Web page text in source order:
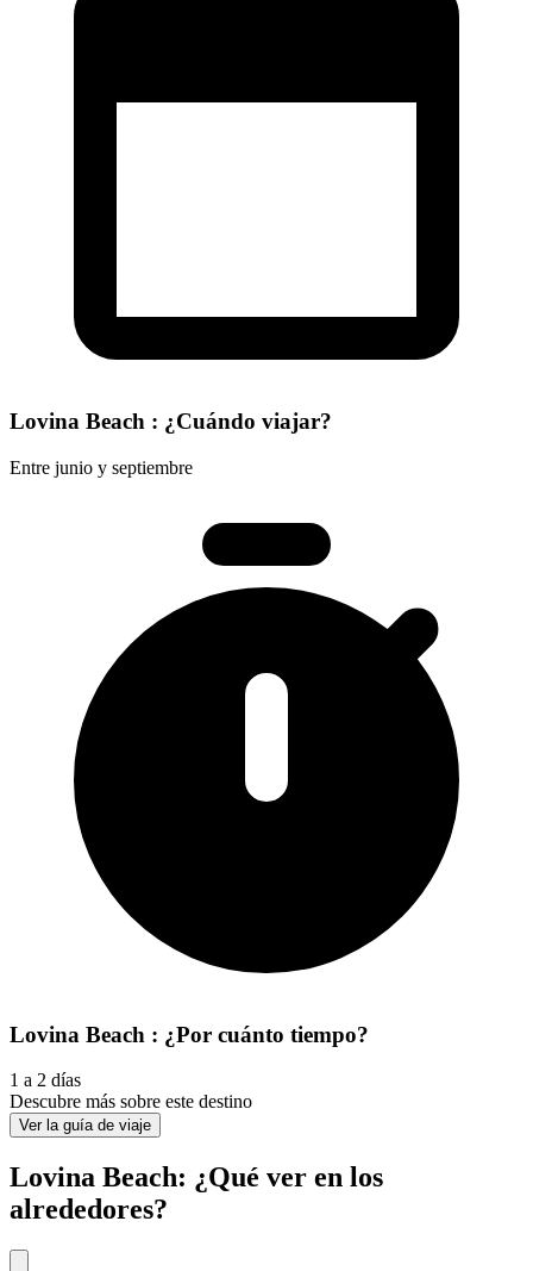
Lovina Beach : ¿Cuándo viajar?
Entre junio y septiembre
Lovina Beach : ¿Por cuánto tiempo?
1 a 2 días
Descubre más sobre este destino
Ver la guía de viaje
Lovina Beach: ¿Qué ver en los
alrededores?